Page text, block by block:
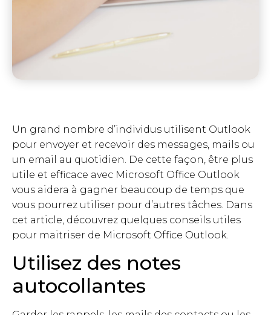
Un grand nombre d’individus utilisent Outlook
pour envoyer et recevoir des messages, mails ou
un email au quotidien. De cette façon, être plus
utile et efficace avec Microsoft Office Outlook
vous aidera à gagner beaucoup de temps que
vous pourrez utiliser pour d’autres tâches. Dans
cet article, découvrez quelques conseils utiles
pour maitriser de Microsoft Office Outlook.
Utilisez des notes
autocollantes